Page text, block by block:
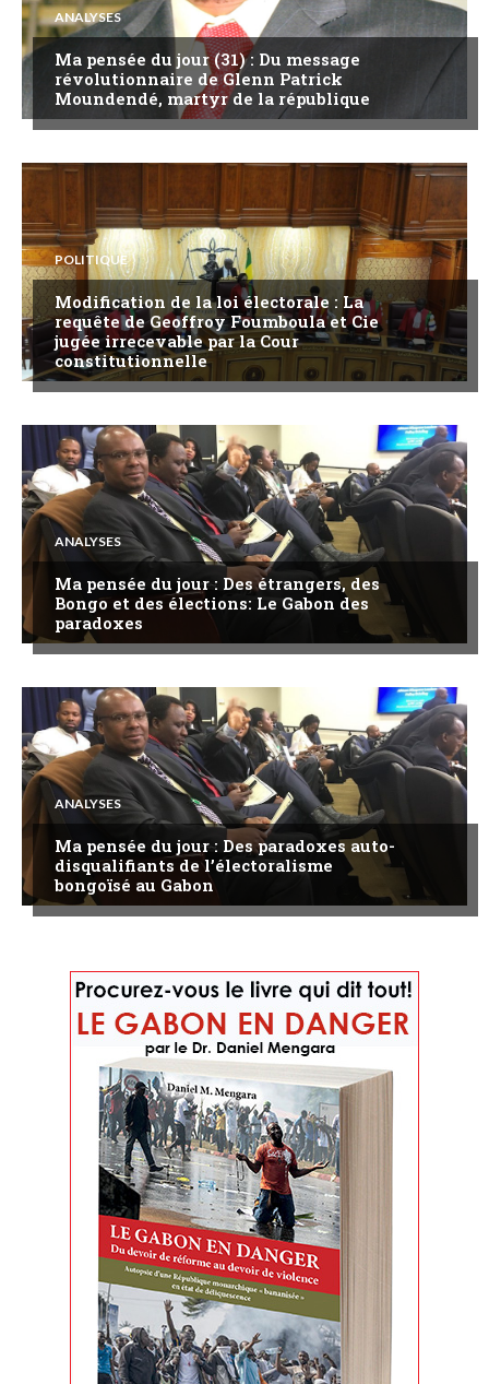
ANALYSES
Ma pensée du jour (31) : Du message
révolutionnaire de Glenn Patrick
Moundendé, martyr de la république
POLITIQUE
Modification de la loi électorale : La
requête de Geoffroy Foumboula et Cie
jugée irrecevable par la Cour
constitutionnelle
ANALYSES
Ma pensée du jour : Des étrangers, des
Bongo et des élections: Le Gabon des
paradoxes
ANALYSES
Ma pensée du jour : Des paradoxes auto-
disqualifiants de l’électoralisme
bongoïsé au Gabon